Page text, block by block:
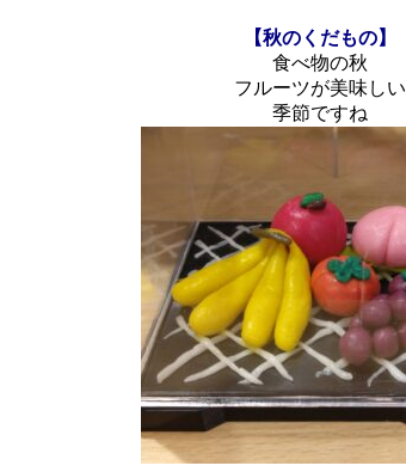
【秋のくだもの】
食べ物の秋
フルーツが美味しい
季節ですね